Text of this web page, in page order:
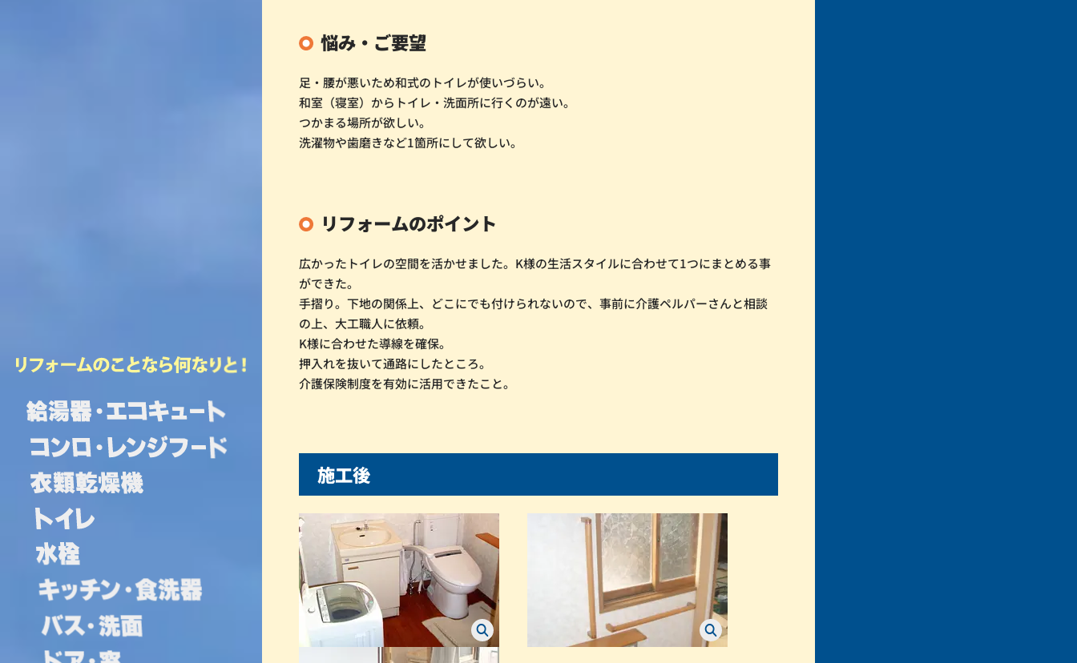
悩み・ご要望
足・腰が悪いため和式のトイレが使いづらい。
和室（寝室）からトイレ・洗面所に行くのが遠い。
つかまる場所が欲しい。
洗濯物や歯磨きなど1箇所にして欲しい。
リフォームのポイント
広かったトイレの空間を活かせました。K様の生活スタイルに合わせて1つにまとめる事
ができた。
手摺り。下地の関係上、どこにでも付けられないので、事前に介護ペルパーさんと相談
の上、大工職人に依頼。
K様に合わせた導線を確保。
押入れを抜いて通路にしたところ。
介護保険制度を有効に活用できたこと。
施工後